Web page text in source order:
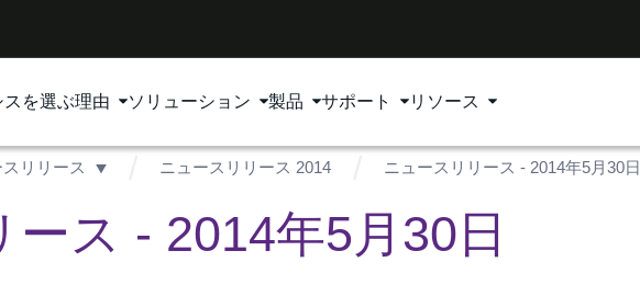
スを選ぶ理由 ソリューション 製品 サポート リソース
リリース ニュースリリース 2014 ニュースリリース - 2014年5月30日
ス - 2014年5月30日